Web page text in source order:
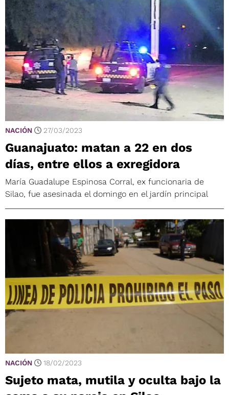
NACIÓN 27/03/2023
Guanajuato: matan a 22 en dos
días, entre ellos a exregidora
María Guadalupe Espinosa Corral, ex funcionaria de
Silao, fue asesinada el domingo en el jardín principal
NACIÓN 18/02/2023
Sujeto mata, mutila y oculta bajo la